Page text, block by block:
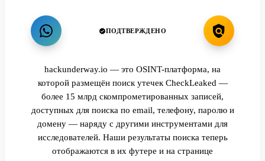
ПОДТВЕРЖДЕНО
hackunderway.io — это OSINT-платформа, на
которой размещён поиск утечек CheckLeaked —
более 15 млрд скомпрометированных записей,
доступных для поиска по email, телефону, паролю и
домену — наряду с другими инструментами для
исследователей. Наши результаты поиска теперь
отображаются в их футере и на странице